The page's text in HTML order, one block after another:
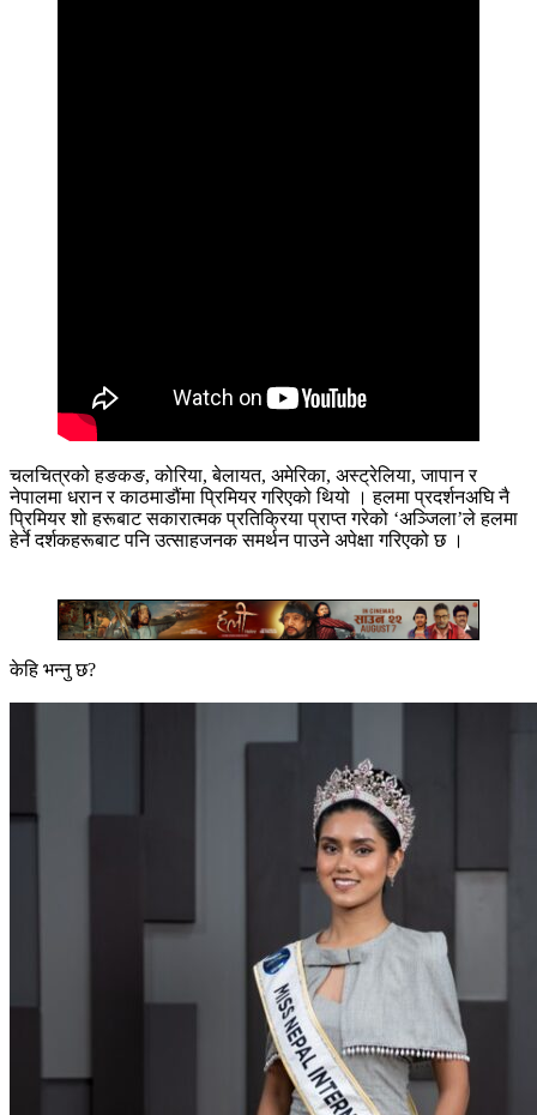
चलचित्रको हङकङ, कोरिया, बेलायत, अमेरिका, अस्ट्रेलिया, जापान र
नेपालमा धरान र काठमाडौंमा प्रिमियर गरिएको थियो । हलमा प्रदर्शनअघि नै
प्रिमियर शो हरूबाट सकारात्मक प्रतिक्रिया प्राप्त गरेको ‘अञ्जिला’ले हलमा
हेर्ने दर्शकहरूबाट पनि उत्साहजनक समर्थन पाउने अपेक्षा गरिएको छ ।
केहि भन्नु छ?